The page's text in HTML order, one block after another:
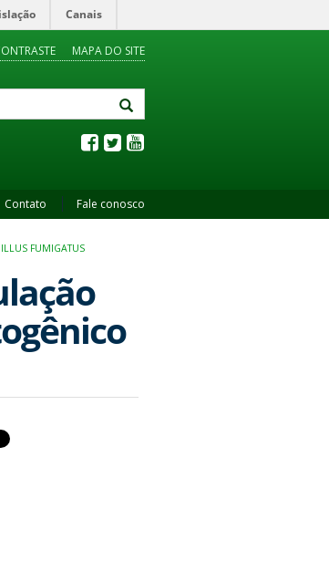
Canais
MAPA DO SITE
Contato Fale conosco
FUMIGATUS